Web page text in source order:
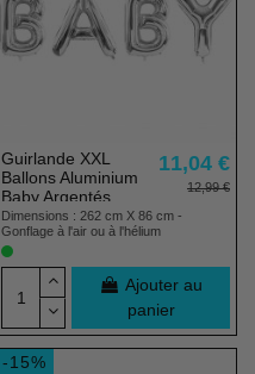
Guirlande XXL
Ballons Aluminium
Baby Argentés
11,04 €
12,99 €
Dimensions : 262 cm X 86 cm -
Gonflage à l'air ou à l'hélium
Ajouter au
panier
-15%